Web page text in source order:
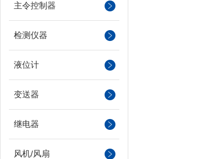
主令控制器
检测仪器
液位计
变送器
继电器
风机/风扇